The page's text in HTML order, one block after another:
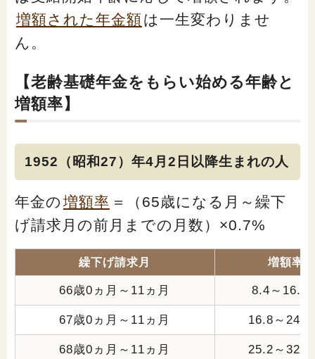
増額された年金額は一生変わりませ
ん 。
【老齢基礎年金をもらい始める年齢と
増額率】
1952（昭和27）年4月2日以降生まれの人
年金の 増額率 ＝（65歳になる月～繰下
げ請求月の前月までの月数）×0.7%
繰下げ請求月 増額率
66歳0ヵ月～11ヵ月 8.4～16.1
67歳0ヵ月～11ヵ月 16.8～24.5
68歳0ヵ月～11ヵ月 25.2～32.9